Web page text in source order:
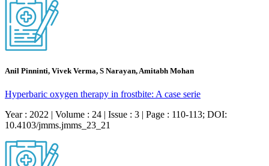
Anil Pinninti, Vivek Verma, S Narayan, Amitabh Mohan
Hyperbaric oxygen therapy in frostbite: A case serie
Year : 2022 | Volume : 24 | Issue : 3 | Page : 110-113; DOI:
10.4103/jmms.jmms_23_21